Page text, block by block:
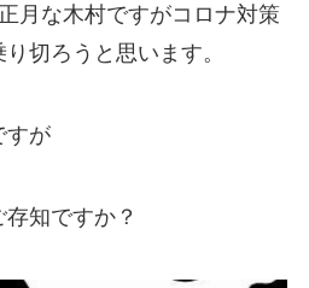
月な木村ですがコロナ対策
切ろうと思います。
すが
知ですか？